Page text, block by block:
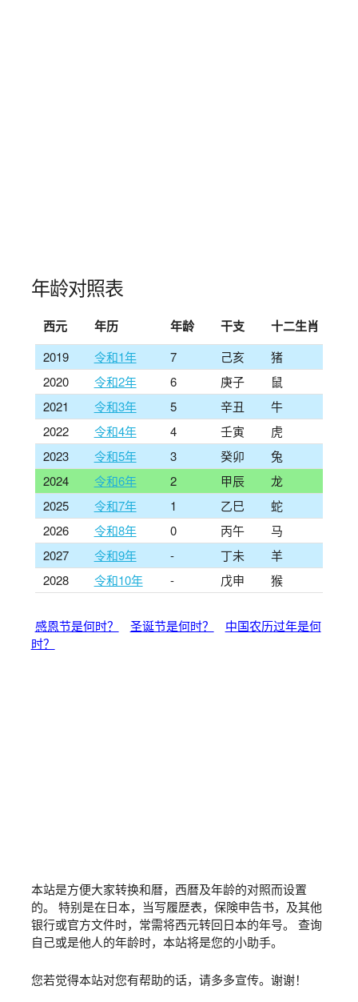
年龄对照表
西元 年历 年龄 干支 十二生肖
2019 令和1年 7 己亥
猪
2020
令和2年 6 庚子
鼠
2021
令和3年 5 辛丑
牛
2022
令和4年 4 壬寅
虎
2023
令和5年 3 癸卯
兔
2024
令和6年 2 甲辰
龙
2025
令和7年 1 乙巳
蛇
2026
令和8年 0 丙午
马
2027
令和9年 - 丁未
羊
2028
令和10年 - 戊申 猴
感恩节是何时？ 圣诞节是何时？
中国农历过年是何
时？
本站是方便大家转换和暦，西暦及年龄的对照而设置
的。 特别是在日本，当写履歴表，保険申告书，及其他
银行或官方文件时，常需将西元转回日本的年号。 查询
自己或是他人的年龄时，本站将是您的小助手。
您若觉得本站对您有帮助的话，请多多宣传。谢谢！